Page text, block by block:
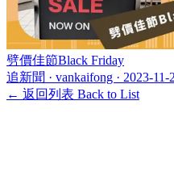
劈價佳節Black Friday
追新聞 · vankaifong · 2023-11-
← 返回列表 Back to List